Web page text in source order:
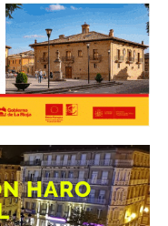
HARO